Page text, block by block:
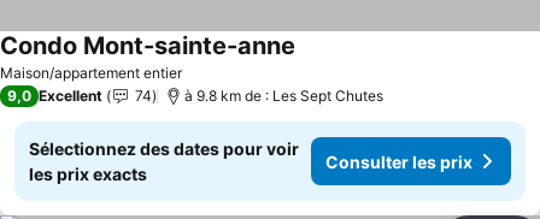
Maison/appartement entier
Condo Mont-sainte-anne
9,0 Excellent 74 à 9.8 km de : Les Sept Chutes
Sélectionnez des dates pour voir
les prix exacts
Consulter les prix